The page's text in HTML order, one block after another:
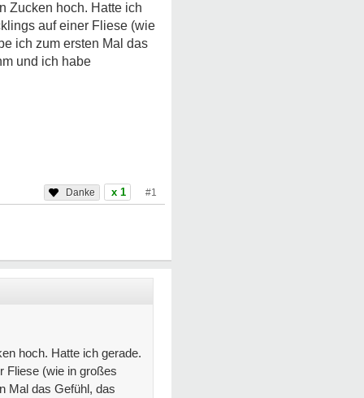
Zucken hoch. Hatte ich
auf einer Fliese (wie
ich zum ersten Mal das
und ich habe
x 1 #1
hoch. Hatte ich gerade.
Fliese (wie in großes
Mal das Gefühl, das